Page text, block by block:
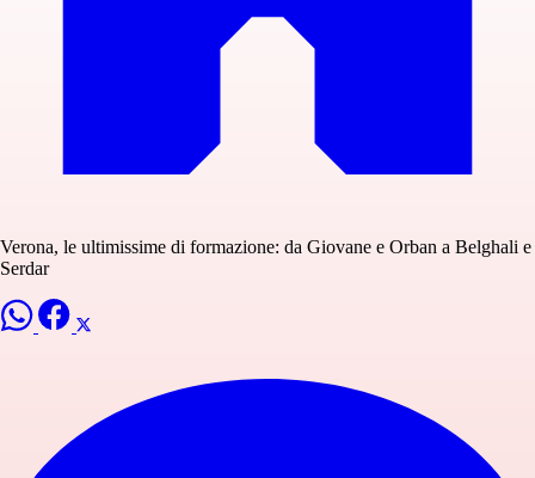
Verona, le ultimissime di formazione: da Giovane e Orban a Belghali e
Serdar